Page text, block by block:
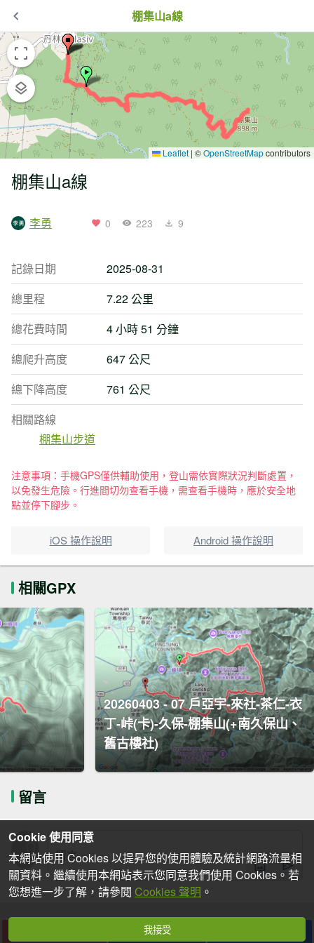
棚集山a線
Leaflet | ©OpenStreetMapcontributors
棚集山a線
李勇 0 223 9
記錄日期
2025-08-31
總里程
7.22 公里
總花費時間
4 小時 51 分鐘
總爬升高度
647 公尺
總下降高度
761 公尺
相關路線
棚集山步道
注意事項：手機GPS僅供輔助使用，登山需依實際狀況判斷處置，
以免發生危險。行進間切勿查看手機，需查看手機時，應於安全地
點並停下腳步。
iOS 操作說明 Android 操作說明
相關GPX
20260403 - 07 戶亞宇-來社-茶仁-衣
丁-峠(卡)-久保-棚集山(+南久保山、
舊古樓社)
留言
下載
Cookie 使用同意
本網站使用 Cookies 以提昇您的使用體驗及統計網路流量相
關資料。繼續使用本網站表示您同意我們使用 Cookies。若
您想進一步了解，請參閱 Cookies 聲明 。
我接受